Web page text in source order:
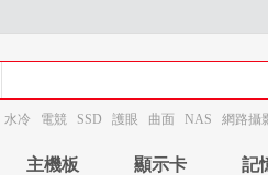
水冷 電競 SSD 護眼 曲面 NAS 網路攝
主機板 顯示卡 記